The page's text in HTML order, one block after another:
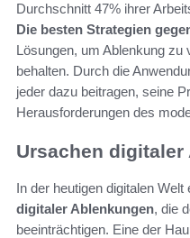
Durchschnitt 47% ihrer
Die besten Strategien
Lösungen, um Ablenkung
behalten. Durch die
jeder dazu beitragen, seine
Herausforderungen des
Ursachen digitaler
In der heutigen digitalen
digitaler Ablenkungen, die
beeinträchtigen. Eine der